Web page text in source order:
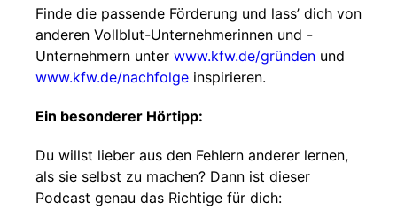
Finde die passende Förderung und lass’ dich von
anderen Vollblut-Unternehmerinnen und -
Unternehmern unter ⁠⁠ www.kfw.de/gründen⁠⁠ und
www.kfw.de/nachfolge⁠⁠ inspirieren.
Ein besonderer Hörtipp:
Du willst lieber aus den Fehlern anderer lernen,
als sie selbst zu machen? Dann ist dieser
Podcast genau das Richtige für dich: